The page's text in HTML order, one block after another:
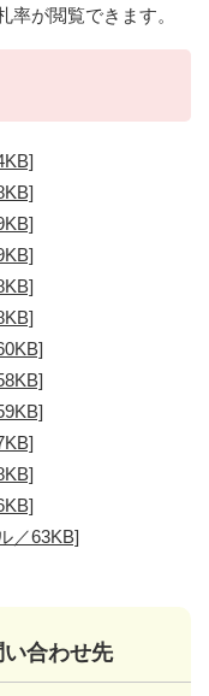
が閲覧できます。
／63KB]
合わせ先